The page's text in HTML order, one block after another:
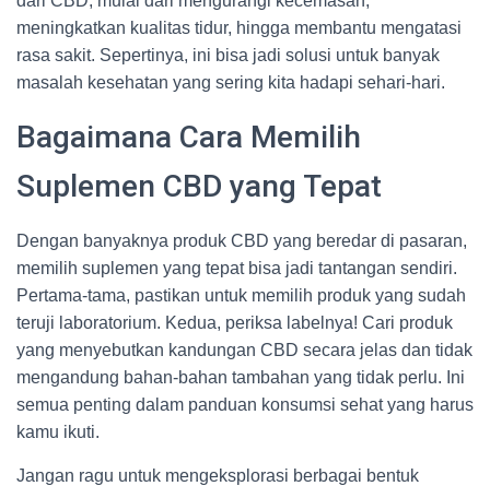
meningkatkan kualitas tidur, hingga membantu mengatasi
rasa sakit. Sepertinya, ini bisa jadi solusi untuk banyak
masalah kesehatan yang sering kita hadapi sehari-hari.
Bagaimana Cara Memilih
Suplemen CBD yang Tepat
Dengan banyaknya produk CBD yang beredar di pasaran,
memilih suplemen yang tepat bisa jadi tantangan sendiri.
Pertama-tama, pastikan untuk memilih produk yang sudah
teruji laboratorium. Kedua, periksa labelnya! Cari produk
yang menyebutkan kandungan CBD secara jelas dan tidak
mengandung bahan-bahan tambahan yang tidak perlu. Ini
semua penting dalam panduan konsumsi sehat yang harus
kamu ikuti.
Jangan ragu untuk mengeksplorasi berbagai bentuk